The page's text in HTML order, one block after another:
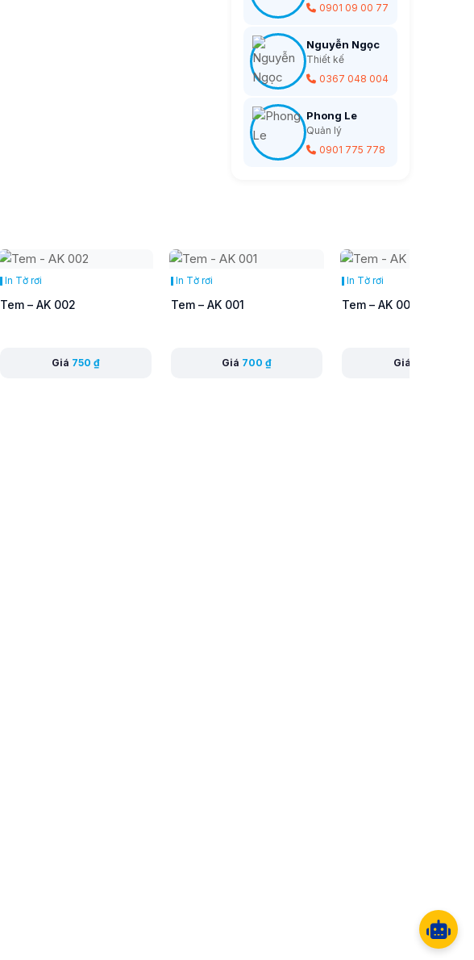
0901 09 00 77
Nguyễn Ngọc
Thiết kế
0367 048 004
Phong Le
Quản lý
0901 775 778
In Tờ rơi
Tem – AK 002
Giá 750 ₫
In Tờ rơi
Tem – AK 001
Giá 700 ₫
In Tờ rơi
Tem – AK 004
Giá